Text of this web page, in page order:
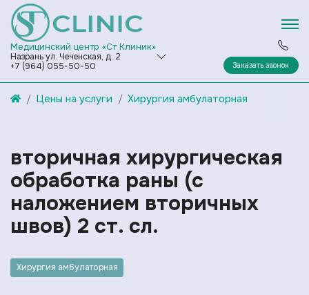
Медицинский центр «Ст Клиник»
Назрань ул. Чеченская, д. 2
+7 (964) 055-50-50
Заказать звонок
Цены на услуги Хирургия амбулаторная
вторичная хирургическая
обработка раны (с
наложением вторичных
швов) 2 ст. сл.
Хирургия амбулаторная